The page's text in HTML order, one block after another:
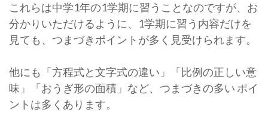
これらは中学1年の1学期に習うことなのですが、お
分かりいただけるように、1学期に習う内容だけを
見ても、つまづきポイントが多く見受けられます。
他にも「方程式と文字式の違い」「比例の正しい意
味」「おうぎ形の面積」など、つまづきの多い ポイ
ントは多くあります。